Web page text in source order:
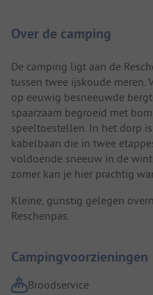
Over de camping
De camping ligt aan de
tussen twee ijskoude meren.
op eeuwig besneeuwde
spaarzaam begroeid met
speeltoestellen. In het dorp
kabelbaan die in twee
voldoende sneeuw in de
zomer kan je hier prachtig
Kleine, gunstig gelegen
Reschenpas.
Campingvoorzieningen
Broodservice